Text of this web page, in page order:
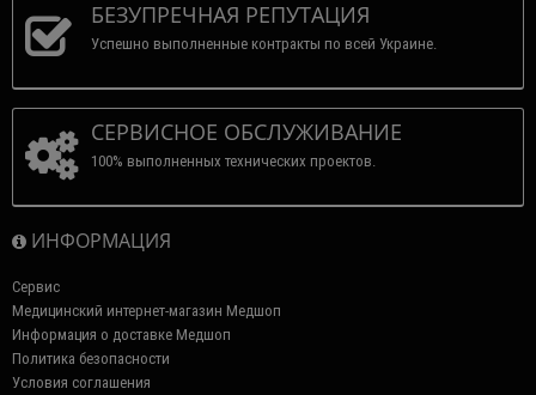
БЕЗУПРЕЧНАЯ РЕПУТАЦИЯ
Успешно выполненные контракты по всей Украине.
СЕРВИСНОЕ ОБСЛУЖИВАНИЕ
100% выполненных технических проектов.
ИНФОРМАЦИЯ
Сервис
Медицинский интернет-магазин Медшоп
Информация о доставке Медшоп
Политика безопасности
Условия соглашения